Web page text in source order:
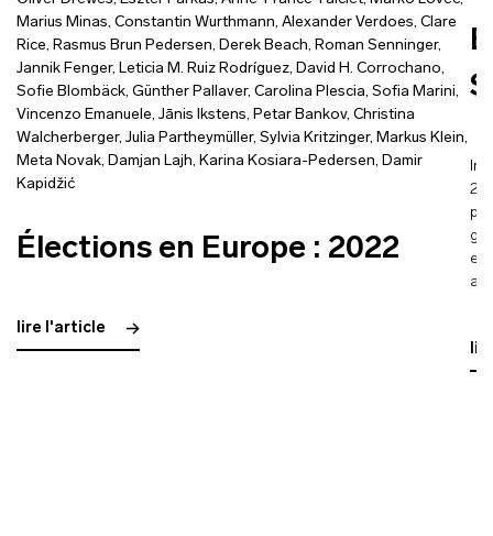
Marius Minas, Constantin Wurthmann, Alexander Verdoes, Clare
Rice, Rasmus Brun Pedersen, Derek Beach, Roman Senninger,
Jannik Fenger, Leticia M. Ruiz Rodríguez, David H. Corrochano,
Sofie Blombäck, Günther Pallaver, Carolina Plescia, Sofia Marini,
Vincenzo Emanuele, Jānis Ikstens, Petar Bankov, Christina
Walcherberger, Julia Partheymüller, Sylvia Kritzinger, Markus Klein,
Meta Novak, Damjan Lajh, Karina Kosiara-Pedersen, Damir
Kapidžić
Élections en Europe : 2022
lire l'article
et